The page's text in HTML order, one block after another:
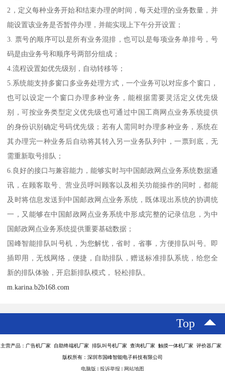
2，定义每种业务开始和结束办理的时间，每天处理的业务数量，并
能设置该业务是否暂停办理，并能实现上下午分开设置；
3. 票号的顺序可以是所有业务混排，也可以是每项业务单排号，号
码是由业务号和顺序号两部分组成；
4.流程设置如优先级别，自动转移等；
5.系统能支持多窗口多业务处理方式，一个业务可以对应多个窗口，
也可以设定一个窗口办理多种业务，能根据需要灵活定义优先级
别，可按业务类型定义优先级也可通过中国工商网点业务系统提供
的身份识别确定号码优先级；若有人需同时办理多种业务，系统在
其办理完一种业务后自动将其转入另一业务队列中，一票到底，无
需重新取号排队；
6.良好的接口与兼容能力，能够实时与中国邮政网点业务系统数据通
讯，在顾客取号、营业员呼叫顾客以及相关功能操作的同时，都能
及时将信息发送到中国邮政网点业务系统，既体现出系统的协调统
一，又能够在中国邮政网点业务系统中形成完整的记录信息，为中
国邮政网点业务系统提供重要基础数据；
国峰智能排队叫号机，为您解忧，省时，省事，方便排队叫号。即
插即用，无线网络，便捷，自助排队，赠送标准排队系统，给您全
新的排队体验，开启新排队模式， 轻松排队。
m.karina.b2b168.com
Top
主营产品：广告机厂家 自助终端机厂家 排队叫号机厂家 查询机厂家 触摸一体机厂家 评价器厂家
版权所有：深圳市国峰智能电子科技有限公司
电脑版 | 投诉举报 | 网站地图